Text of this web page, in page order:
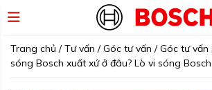
Trang chủ /Tư vấn /Góc tư vấn /Góc tư vấn
sóng Bosch xuất xứ ở đâu? Lò vi sóng